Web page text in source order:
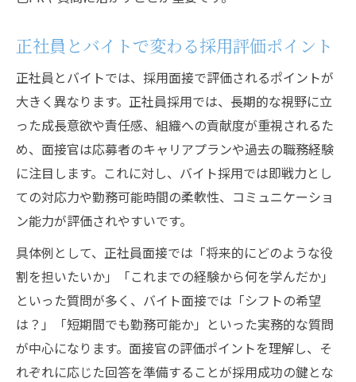
正社員とバイトで変わる採用評価ポイント
正社員とバイトでは、採用面接で評価されるポイントが
大きく異なります。正社員採用では、長期的な視野に立
った成長意欲や責任感、組織への貢献度が重視されるた
め、面接官は応募者のキャリアプランや過去の職務経験
に注目します。これに対し、バイト採用では即戦力とし
ての対応力や勤務可能時間の柔軟性、コミュニケーショ
ン能力が評価されやすいです。
具体例として、正社員面接では「将来的にどのような役
割を担いたいか」「これまでの経験から何を学んだか」
といった質問が多く、バイト面接では「シフトの希望
は？」「短期間でも勤務可能か」といった実務的な質問
が中心になります。面接官の評価ポイントを理解し、そ
れぞれに応じた回答を準備することが採用成功の鍵とな